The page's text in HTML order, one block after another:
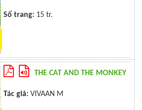
Số trang: 15 tr.
THE CAT AND THE MONKEY
Tác giả: VIVAAN M